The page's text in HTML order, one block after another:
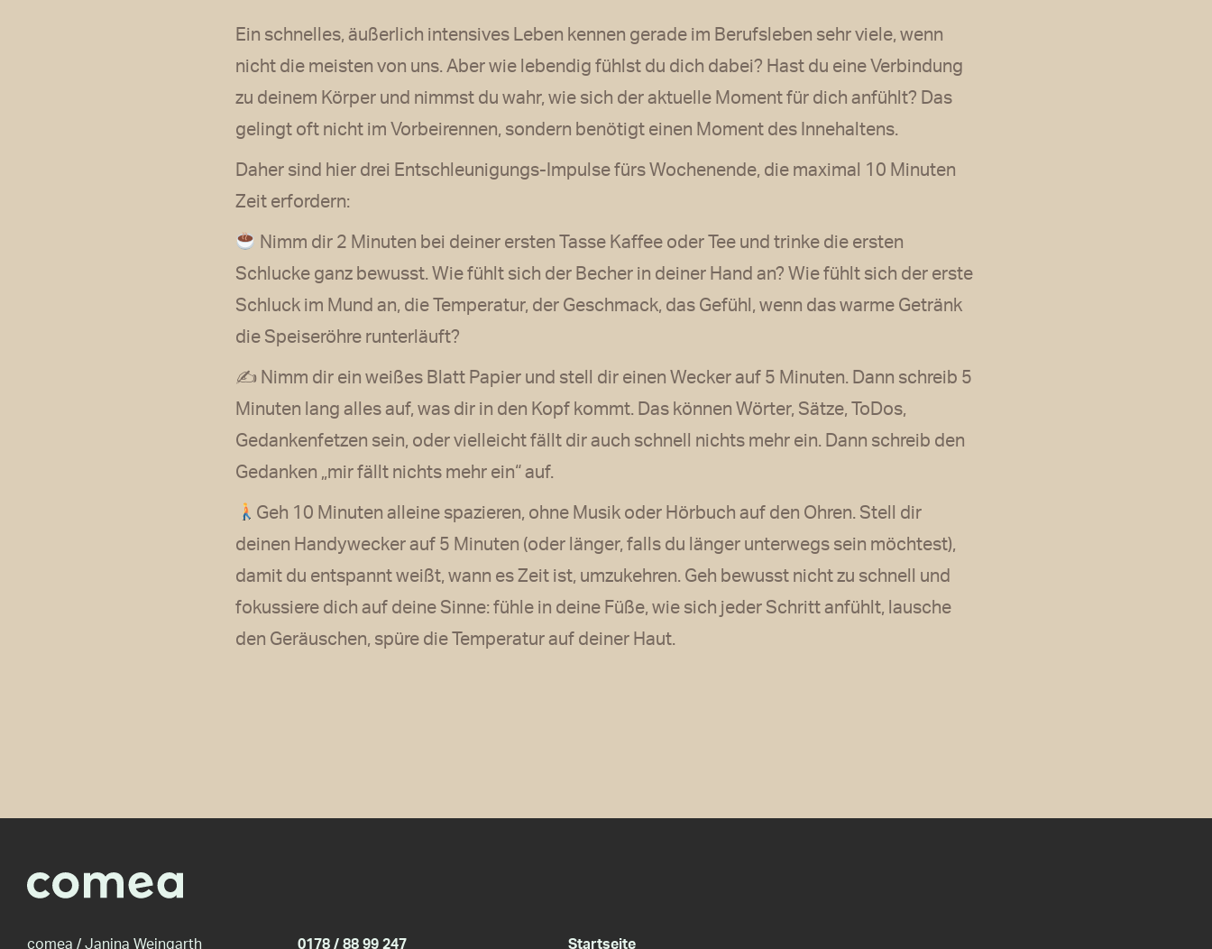
Ein schnelles, äußerlich intensives Leben kennen gerade im Berufsleben sehr viele, wenn
nicht die meisten von uns. Aber wie lebendig fühlst du dich dabei? Hast du eine Verbindung
zu deinem Körper und nimmst du wahr, wie sich der aktuelle Moment für dich anfühlt? Das
gelingt oft nicht im Vorbeirennen, sondern benötigt einen Moment des Innehaltens.
Daher sind hier drei Entschleunigungs-Impulse fürs Wochenende, die maximal 10 Minuten
Zeit erfordern:
Nimm dir 2 Minuten bei deiner ersten Tasse Kaffee oder Tee und trinke die ersten
Schlucke ganz bewusst. Wie fühlt sich der Becher in deiner Hand an? Wie fühlt sich der erste
Schluck im Mund an, die Temperatur, der Geschmack, das Gefühl, wenn das warme Getränk
die Speiseröhre runterläuft?
✍️ Nimm dir ein weißes Blatt Papier und stell dir einen Wecker auf 5 Minuten. Dann schreib 5
Minuten lang alles auf, was dir in den Kopf kommt. Das können Wörter, Sätze, ToDos,
Gedankenfetzen sein, oder vielleicht fällt dir auch schnell nichts mehr ein. Dann schreib den
Gedanken „mir fällt nichts mehr ein“ auf.
Geh 10 Minuten alleine spazieren, ohne Musik oder Hörbuch auf den Ohren. Stell dir
deinen Handywecker auf 5 Minuten (oder länger, falls du länger unterwegs sein möchtest),
damit du entspannt weißt, wann es Zeit ist, umzukehren. Geh bewusst nicht zu schnell und
fokussiere dich auf deine Sinne: fühle in deine Füße, wie sich jeder Schritt anfühlt, lausche
den Geräuschen, spüre die Temperatur auf deiner Haut.
comea / Janina Weingarth 0178 / 88 99 247 Startseite